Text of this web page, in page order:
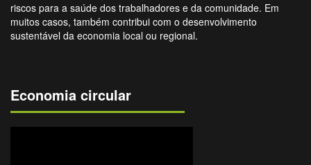
riscos para a saúde dos trabalhadores e da comunidade. Em
muitos casos, também contribui com o desenvolvimento
sustentável da economia local ou regional.
Economia circular